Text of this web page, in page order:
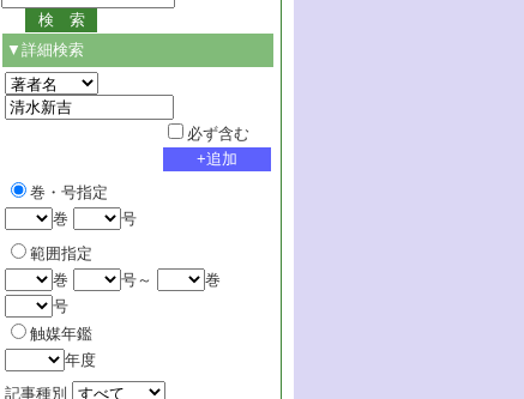
▼詳細検索
必ず含む
巻・号指定
巻
号
範囲指定
巻
号～
巻
号
触媒年鑑
年度
記事種別